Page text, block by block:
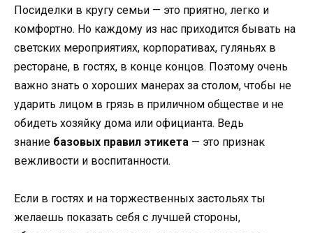
Посиделки в кругу семьи — это приятно, легко и
комфортно. Но каждому из нас приходится бывать на
светских мероприятиях, корпоративах, гуляньях в
ресторане, в гостях, в конце концов. Поэтому очень
важно знать о хороших манерах за столом, чтобы не
ударить лицом в грязь в приличном обществе и не
обидеть хозяйку дома или официанта. Ведь
знание базовых правил этикета — это признак
вежливости и воспитанности.
Если в гостях и на торжественных застольях ты
желаешь показать себя с лучшей стороны,